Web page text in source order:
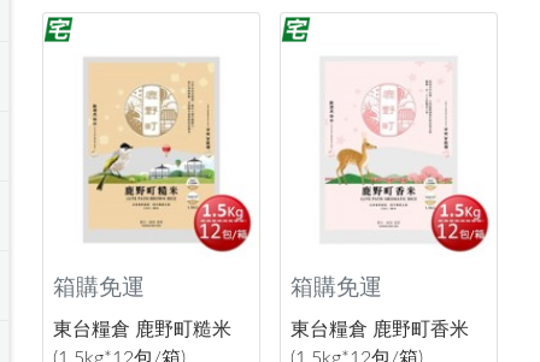
點心罐
機能飲料
箱購飲料
▶保健品牌推薦
黑糖桂圓/蜂蜜醋
修繕/五金/祭祀
箱購免運
東台糧倉 鹿野町糙米
箱購免運
東台糧倉 鹿野町香米